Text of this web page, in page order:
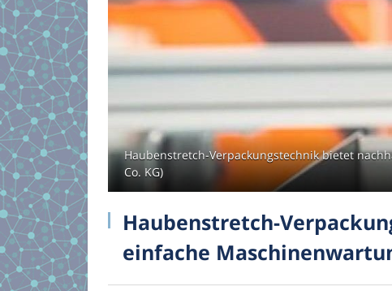
Haubenstretch-Verpackungstechnik bietet
Co. KG)
Haubenstretch-
einfache